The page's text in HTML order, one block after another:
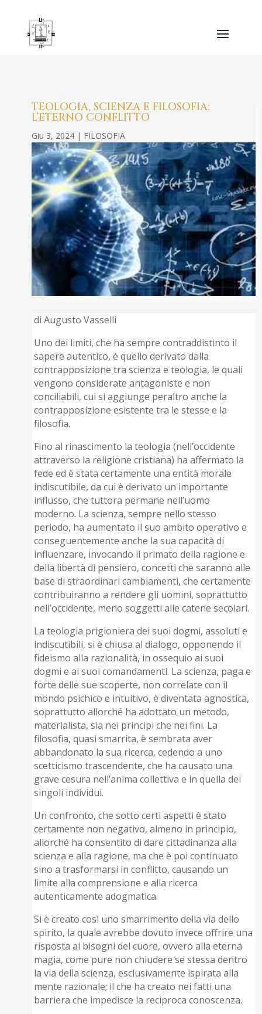
TEOLOGIA, SCIENZA E FILOSOFIA:
L’ETERNO CONFLITTO
Giu 3, 2024 | FILOSOFIA
di Augusto Vasselli
Uno dei limiti, che ha sempre contraddistinto il
sapere autentico, è quello derivato dalla
contrapposizione tra scienza e teologia, le quali
vengono considerate antagoniste e non
conciliabili, cui si aggiunge peraltro anche la
contrapposizione esistente tra le stesse e la
filosofia.
Fino al rinascimento la teologia (nell’occidente
attraverso la religione cristiana) ha affermato la
fede ed è stata certamente una entità morale
indiscutibile, da cui è derivato un importante
influsso, che tuttora permane nell’uomo
moderno. La scienza, sempre nello stesso
periodo, ha aumentato il suo ambito operativo e
conseguentemente anche la sua capacità di
influenzare, invocando il primato della ragione e
della libertà di pensiero, concetti che saranno alle
base di straordinari cambiamenti, che certamente
contribuiranno a rendere gli uomini, soprattutto
nell’occidente, meno soggetti alle catene secolari.
La teologia prigioniera dei suoi dogmi, assoluti e
indiscutibili, si è chiusa al dialogo, opponendo il
fideismo alla razionalità, in ossequio ai suoi
dogmi e ai suoi comandamenti. La scienza, paga e
forte delle sue scoperte, non correlate con il
mondo psichico e intuitivo, è diventata agnostica,
soprattutto allorché ha adottato un metodo,
materialista, sia nei principi che nei fini. La
filosofia, quasi smarrita, è sembrata aver
abbandonato la sua ricerca, cedendo a uno
scetticismo trascendente, che ha causato una
grave cesura nell’anima collettiva e in quella dei
singoli individui.
Un confronto, che sotto certi aspetti è stato
certamente non negativo, almeno in principio,
allorché ha consentito di dare cittadinanza alla
scienza e alla ragione, ma che è poi continuato
sino a trasformarsi in conflitto, causando un
limite alla comprensione e alla ricerca
autenticamente adogmatica.
Si è creato così uno smarrimento della via dello
spirito, la quale avrebbe dovuto invece offrire una
risposta ai bisogni del cuore, ovvero alla eterna
magia, come pure non chiudere se stessa dentro
la via della scienza, esclusivamente ispirata alla
mente razionale; il che ha creato nei fatti una
barriera che impedisce la reciproca conoscenza.